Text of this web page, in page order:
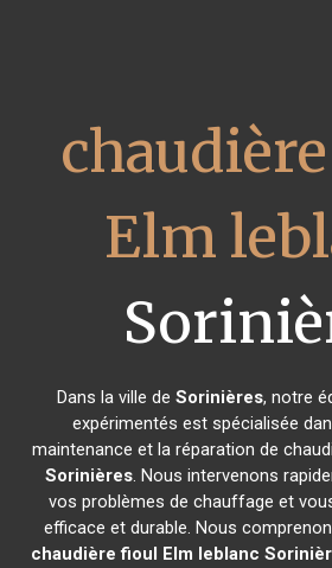
Elm
Dans la ville de Sorinières, notre
expérimentés est spécialisée
maintenance et la réparation de
Sorinières. Nous intervenons
vos problèmes de chauffage et
efficace et durable. Nous
chaudière fioul Elm leblanc